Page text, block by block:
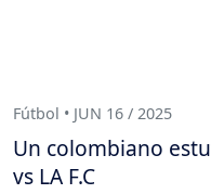
Fútbol • JUN 16 / 2025
Un colombiano
vs LA F.C